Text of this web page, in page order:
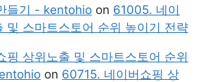
들기 - kentohio on 61005. 네이
및 스마트스토어 순위 높이기 전략
핑 상위노출 및 스마트스토어 순위
on 60715. 네이버쇼핑 상